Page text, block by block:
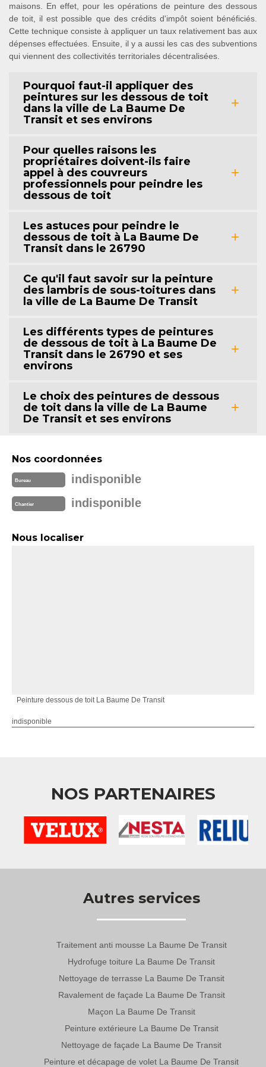
maisons. En effet, pour les opérations de peinture des dessous
de toit, il est possible que des crédits d'impôt soient bénéficiés.
Cette technique consiste à appliquer un taux relativement bas aux
dépenses effectuées. Ensuite, il y a aussi les cas des subventions
qui viennent des collectivités territoriales décentralisées.
Pourquoi faut-il appliquer des
peintures sur les dessous de toit
dans la ville de La Baume De
Transit et ses environs
Pour quelles raisons les
propriétaires doivent-ils faire
appel à des couvreurs
professionnels pour peindre les
dessous de toit
Les astuces pour peindre le
dessous de toit à La Baume De
Transit dans le 26790
Ce qu'il faut savoir sur la peinture
des lambris de sous-toitures dans
la ville de La Baume De Transit
Les différents types de peintures
de dessous de toit à La Baume De
Transit dans le 26790 et ses
environs
Le choix des peintures de dessous
de toit dans la ville de La Baume
De Transit et ses environs
Nos coordonnées
Bureau indisponible
Chantier indisponible
Nous localiser
Peinture dessous de toit La Baume De Transit
indisponible
NOS PARTENAIRES
Autres services
Traitement anti mousse La Baume De Transit
Hydrofuge toiture La Baume De Transit
Nettoyage de terrasse La Baume De Transit
Ravalement de façade La Baume De Transit
Maçon La Baume De Transit
Peinture extérieure La Baume De Transit
Nettoyage de façade La Baume De Transit
Peinture et décapage de volet La Baume De Transit